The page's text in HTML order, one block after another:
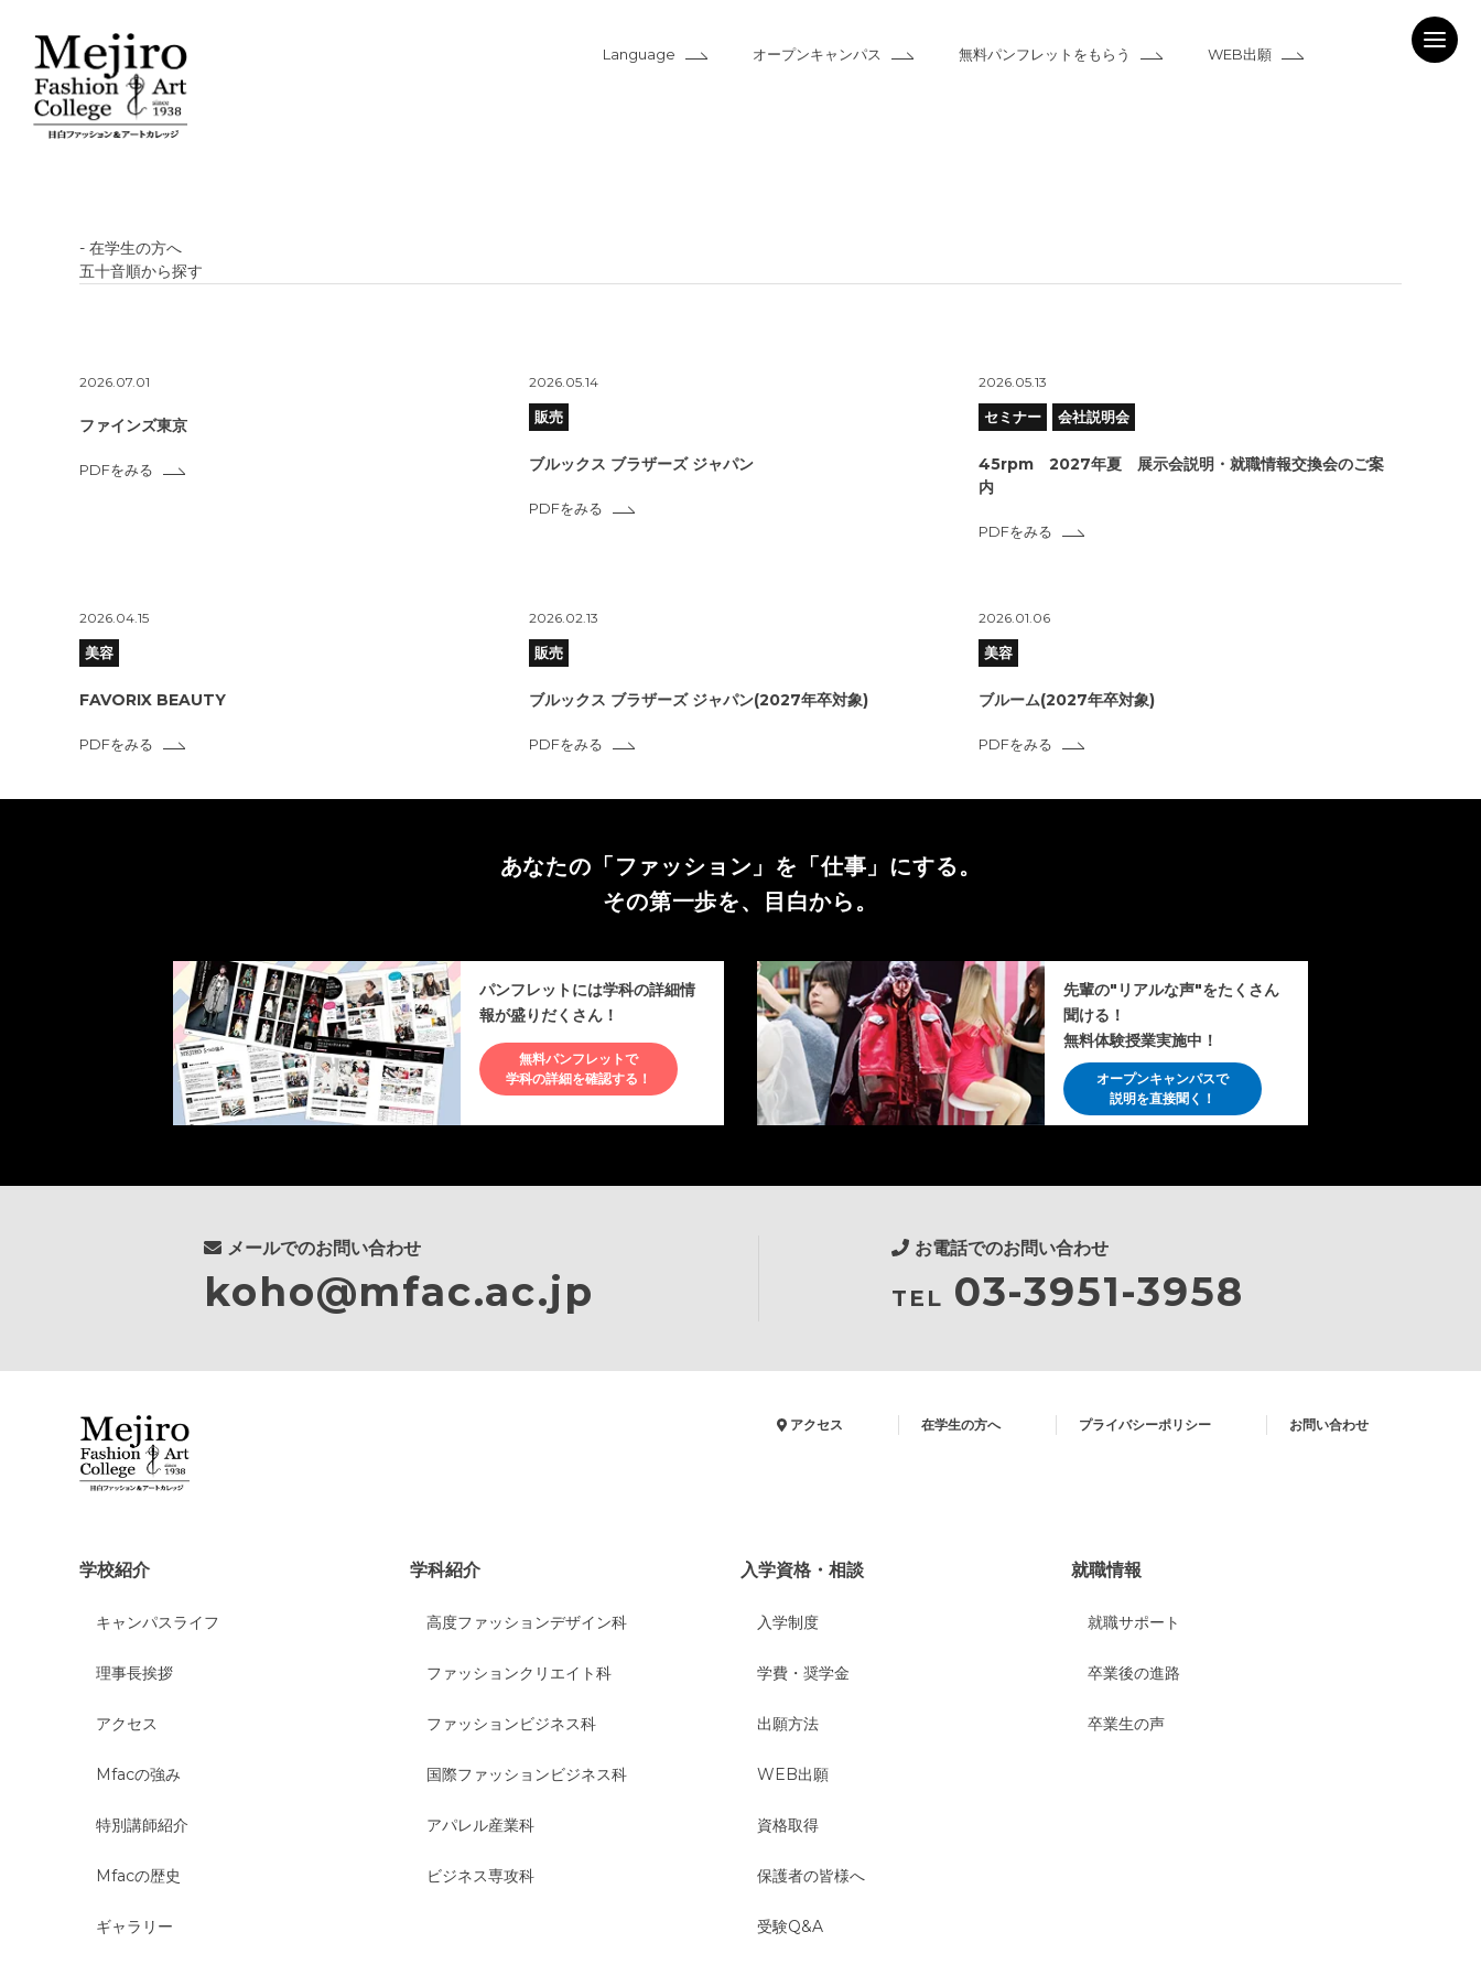
Language オープンキャンパス 無料パンフレットをもらう WEB出願
- 在学生の方へ
五十音順から探す
2026.07.01
ファインズ東京
PDFをみる
2026.05.14
販売
ブルックス ブラザーズ ジャパン
PDFをみる
2026.05.13
セミナー 会社説明会
45rpm 2027年夏 展示会説明・就職情報交換会のご案
内
PDFをみる
2026.04.15
美容
FAVORIX BEAUTY
PDFをみる
2026.02.13
販売
ブルックス ブラザーズ ジャパン(2027年卒対象)
PDFをみる
2026.01.06
美容
ブルーム(2027年卒対象)
PDFをみる
あなたの「ファッション」を 「仕事」にする。
その第一歩を、目白から。
パンフレットには学科の詳細情
報が盛りだくさん！
無料パンフレットで
学科の詳細を確認する！
先輩の"リアルな声"をたくさん
聞ける！
無料体験授業実施中！
オープンキャンパスで
説明を直接聞く！
メールでのお問い合わせ
koho@mfac.ac.jp
お電話でのお問い合わせ
TEL 03-3951-3958
アクセス 在学生の方へ プライバシーポリシー お問い合わせ
学校紹介
キャンパスライフ
理事長挨拶
アクセス
Mfacの強み
特別講師紹介
Mfacの歴史
ギャラリー
学科紹介
高度ファッションデザイン科
ファッションクリエイト科
ファッションビジネス科
国際ファッションビジネス科
アパレル産業科
ビジネス専攻科
入学資格・相談
入学制度
学費・奨学金
出願方法
WEB出願
資格取得
保護者の皆様へ
受験Q&A
就職情報
就職サポート
卒業後の進路
卒業生の声